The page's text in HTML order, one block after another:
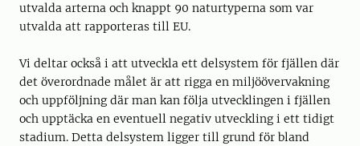
utvalda arterna och knappt 90 naturtyperna som var
utvalda att rapporteras till EU.
Vi deltar också i att utveckla ett delsystem för fjällen där
det överordnade målet är att rigga en miljöövervakning
och uppföljning där man kan följa utvecklingen i fjällen
och upptäcka en eventuell negativ utveckling i ett tidigt
stadium. Detta delsystem ligger till grund för bland